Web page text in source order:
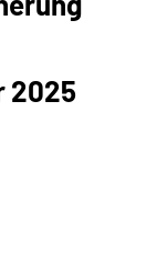
2025